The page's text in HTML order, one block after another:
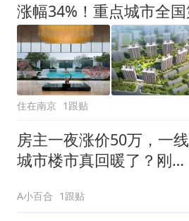
住在南京 1跟贴
房主一夜涨价50万，一线
城市楼市真回暖了？刚需
A小百合 1跟贴